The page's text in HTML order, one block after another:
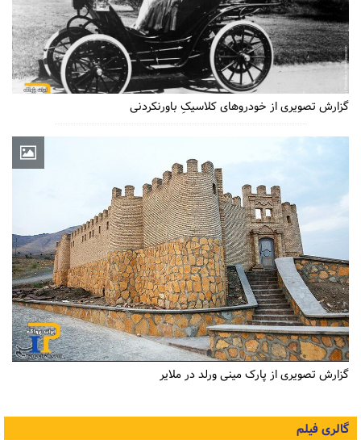
گزارش تصویری از خودروهای کلاسیکِ باورنکردنی
گزارش تصویری از پارک مینی ورلد در ملایر
گالری فیلم